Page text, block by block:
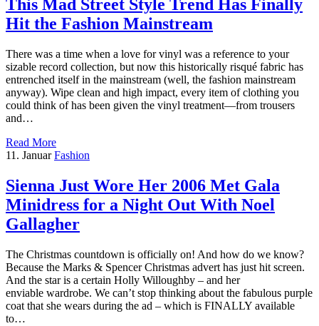
This Mad Street Style Trend Has Finally
Hit the Fashion Mainstream
There was a time when a love for vinyl was a reference to your
sizable record collection, but now this historically risqué fabric has
entrenched itself in the mainstream (well, the fashion mainstream
anyway). Wipe clean and high impact, every item of clothing you
could think of has been given the vinyl treatment—from trousers
and…
Read More
11. Januar Fashion
Sienna Just Wore Her 2006 Met Gala
Minidress for a Night Out With Noel
Gallagher
The Christmas countdown is officially on! And how do we know?
Because the Marks & Spencer Christmas advert has just hit screen.
And the star is a certain Holly Willoughby – and her
enviable wardrobe. We can’t stop thinking about the fabulous purple
coat that she wears during the ad – which is FINALLY available
to…